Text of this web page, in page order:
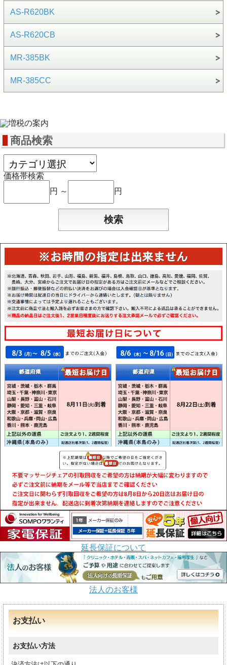
AS-R620BK
AS-R620CB
MR-385BK
MR-385CC
商品検索
価格帯検索
円 ～
円
延長保証について
法人のお客様
お支払い
お支払い方法